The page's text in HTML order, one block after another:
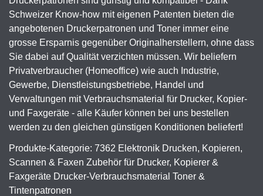
Schweizer Know-how mit eigenen Patenten bieten die
angebotenen Druckerpatronen und Toner immer eine
grosse Ersparnis gegenüber Originalherstellern, ohne dass
Sie dabei auf Qualität verzichten müssen. Wir beliefern
Privatverbraucher (Homeoffice) wie auch Industrie,
Gewerbe, Dienstleistungsbetriebe, Handel und
Verwaltungen mit Verbrauchsmaterial für Drucker, Kopier-
und Faxgeräte - alle Käufer können bei uns bestellen
werden zu den gleichen günstigen Konditionen beliefert!
Produkte-Kategorie: 7362 Elektronik Drucken, Kopieren,
Scannen & Faxen Zubehör für Drucker, Kopierer &
Faxgeräte Drucker-Verbrauchsmaterial Toner &
Tintenpatronen